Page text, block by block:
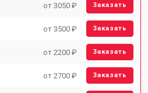
от 3050 ₽ Заказать
от 3500 ₽ Заказать
от 2200 ₽ Заказать
от 2700 ₽ Заказать